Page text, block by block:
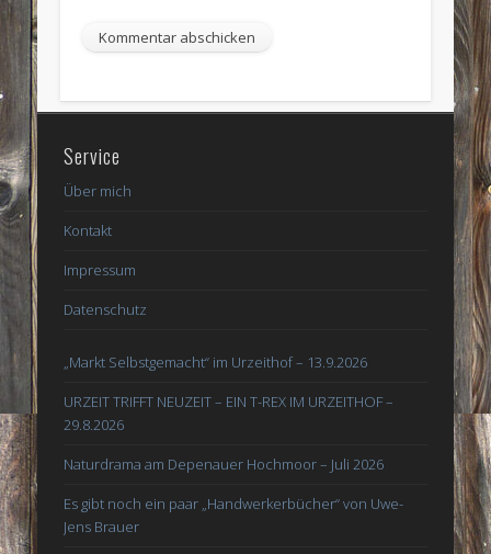
Service
Über mich
Kontakt
Impressum
Datenschutz
„Markt Selbstgemacht“ im Urzeithof – 13.9.2026
URZEIT TRIFFT NEUZEIT – EIN T-REX IM URZEITHOF –
29.8.2026
Naturdrama am Depenauer Hochmoor – Juli 2026
Es gibt noch ein paar „Handwerkerbücher“ von Uwe-
Jens Brauer